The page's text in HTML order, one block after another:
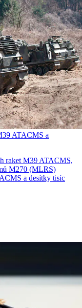
ATACMS a
raket M39 ATACMS,
M270 (MLRS)
a desítky tisíc